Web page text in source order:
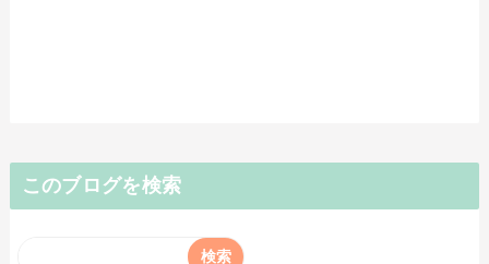
このブログを検索